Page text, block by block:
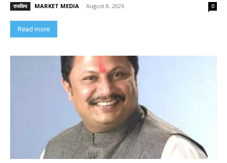
राजकिय MARKET MEDIA - August 8, 2026 0
Read more